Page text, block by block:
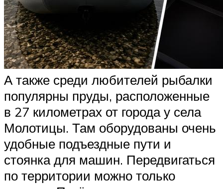
А также среди любителей рыбалки
популярны пруды, расположенные
в 27 километрах от города у села
Молотицы. Там оборудованы очень
удобные подъездные пути и
стоянка для машин. Передвигаться
по территории можно только